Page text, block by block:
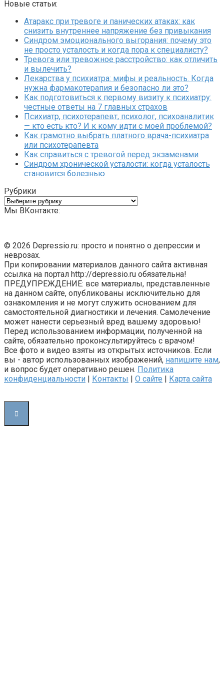
Новые статьи:
Атаракс при тревоге и панических атаках: как
снизить внутреннее напряжение без привыкания
Синдром эмоционального выгорания: почему это
не просто усталость и когда пора к специалисту?
Тревога или тревожное расстройство: как отличить
и вылечить?
Лекарства у психиатра: мифы и реальность. Когда
нужна фармакотерапия и безопасно ли это?
Как подготовиться к первому визиту к психиатру:
честные ответы на 7 главных страхов
Психиатр, психотерапевт, психолог, психоаналитик
— кто есть кто? И к кому идти с моей проблемой?
Как грамотно выбрать платного врача-психиатра
или психотерапевта
Как справиться с тревогой перед экзаменами
Синдром хронической усталости: когда усталость
становится болезнью
Рубрики
Рубрики
Мы ВКонтакте:
© 2026 Depressio.ru: просто и понятно о депрессии и
неврозах.
При копировании материалов данного сайта активная
ссылка на портал http://depressio.ru обязательна!
ПРЕДУПРЕЖДЕНИЕ: все материалы, представленные
на данном сайте, опубликованы исключительно для
ознакомления и не могут служить основанием для
самостоятельной диагностики и лечения. Самолечение
может нанести серьезный вред вашему здоровью!
Перед использованием информации, полученной на
сайте, обязательно проконсультируйтесь с врачом!
Все фото и видео взяты из открытых источников. Если
вы - автор использованных изображений, напишите нам,
и вопрос будет оперативно решен. Политика
конфиденциальности
Контакты О сайте Карта сайта